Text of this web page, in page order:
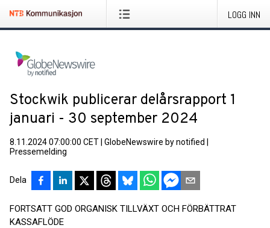
LOGG INN
Stockwik publicerar delårsrapport 1
januari - 30 september 2024
8.11.2024 07:00:00 CET GlobeNewswire by notified
Pressemelding
Dela
FORTSATT GOD ORGANISK TILLVÄXT OCH FÖRBÄTTRAT
KASSAFLÖDE